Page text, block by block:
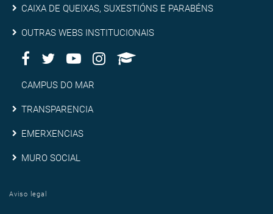
Caixa
de
queixas,
suxestións
e
parabéns
CAIXA DE QUEIXAS, SUXESTIÓNS E PARABÉNS
Outras
webs
institucionais
OUTRAS WEBS INSTITUCIONAIS
Redes
Sociais
Facebook
TwitterYoutubeInstagram
AppleU
Campus
do
Mar
CAMPUS DO MAR
Transparencia
TRANSPARENCIA
Emerxencias
EMERXENCIAS
Muro
social
MURO SOCIAL
Aviso legal